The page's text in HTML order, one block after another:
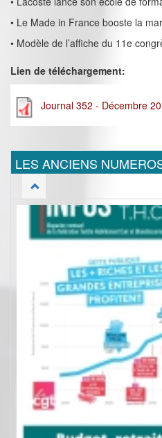
• Le Made in France booste la
• Modèle de l’affiche du 11e
Lien de téléchargement:
Journal 352 - Décembre
LES ANCIENS